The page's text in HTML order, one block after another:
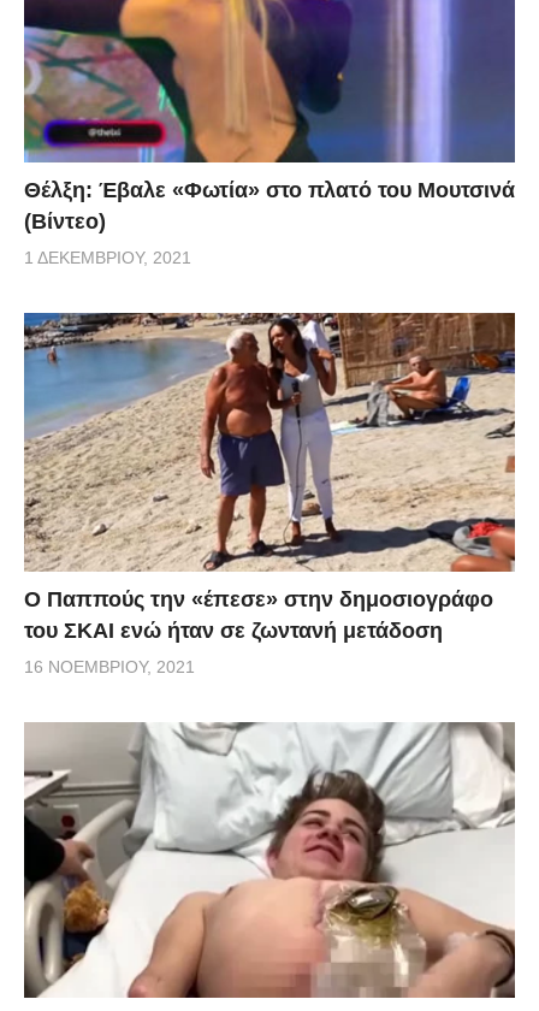
Θέλξη: Έβαλε «Φωτία» στο πλατό του Μουτσινά
(Βίντεο)
1 ΔΕΚΕΜΒΡΊΟΥ, 2021
Ο Παππούς την «έπεσε» στην δημοσιογράφο
του ΣΚΑΙ ενώ ήταν σε ζωντανή μετάδοση
16 ΝΟΕΜΒΡΊΟΥ, 2021